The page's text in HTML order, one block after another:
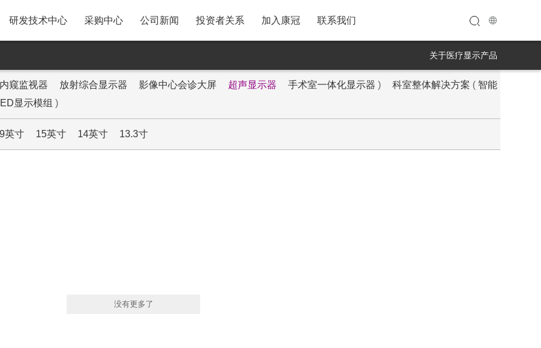
研发技术中心 采购中心 公司新闻 投资者关系 加入康冠 联系我们
P25AYF 投影仪
MB3智能美妆镜
密码找回操作指引
基础信息
关于医疗显示产品
内窥监视器 放射综合显示器 影像中心会诊大屏 超声显示器 手术室一体化显示器 ) 科室整体解决方案 ( 智能
显示模组 )
英寸 15英寸 14英寸 13.3寸
没有更多了